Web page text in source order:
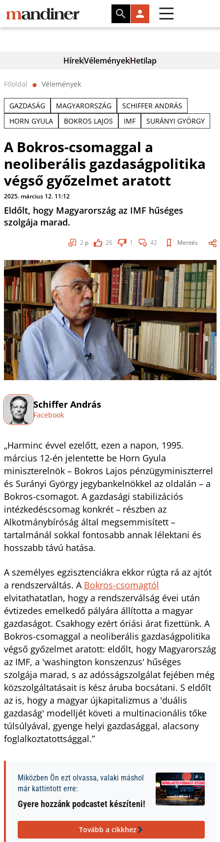
HírekVéleményekHetilap
Főoldal ⬤ Vélemények
GAZDASÁG MAGYARORSZÁG
SCHIFFER ANDRÁS
HORN GYULA
BOKROS LAJOS IMF SURÁNYI GYÖRGY
A Bokros-csomaggal a
neoliberális gazdaságpolitika
végső győzelmet aratott
2025. március 12. 11:12
Eldőlt, hogy Magyarország az IMF hűséges
szolgája marad.
2 p 26 1 42 Mentés
Schiffer András
Facebook
„Harminc évvel ezelőtt, ezen a napon, 1995.
március 12-én jelentette be Horn Gyula
miniszterelnök – Bokros Lajos pénzügyminiszterrel
és Surányi György jegybankelnökkel az oldalán – a
Bokros-csomagot. A gazdasági stabilizációs
intézkedéscsomag konkrét – részben az
Alkotmánybíróság által megsemmisített –
tartalmánál sokkal fontosabb annak lélektani és
hosszabb távú hatása.
A személyes egzisztenciákra ekkor rúgta rá az ajtót
a rendszerváltás. A Bokros-csomagtól
elvitathatatlan, hogy a rendszerválság évei után
évtizedes emelkedő pályára állította a magyar
gazdaságot. Csakhogy ezért óriási árat fizettünk. A
Bokros-csomaggal a neoliberális gazdaságpolitika
végső győzelmet aratott: eldőlt, hogy Magyarország
az IMF, a 'washington konszenzus' hűséges
szolgája marad, s az adósságszolgálat fejében még
közszolgáltatásait is kész áruba bocsátani. S eldőlt
az is, hogy a magyar újkapitalizmus a 'duális
gazdaság' modelljét követi a multinacionális tőke
túlsúlyával, gyenge helyi gazdasággal, alacsony
foglalkoztatottsággal.”
Miközben Ön ezt olvassa, valaki máshol
már kattintott erre:
Gyere hozzánk podcastet készíteni!
Tovább a cikkhez